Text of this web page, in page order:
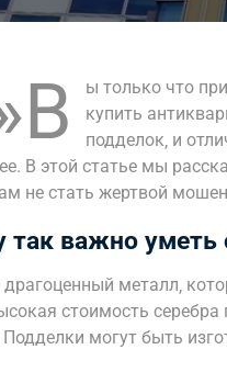
ы только что
купить
подделок‚ и
В этой статье мы
не стать жертвой
так важно уметь
металл‚
стоимость
могут быть